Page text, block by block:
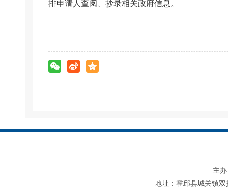
排申请人查阅、抄录相关政府信息。
主
地址：霍邱县城关镇双